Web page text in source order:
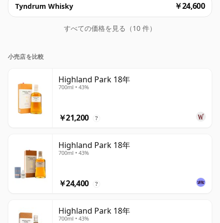
Tyndrum Whisky ￥24,600
すべての価格を見る（10 件）
小売店を比較
Highland Park 18年
700ml • 43%
￥21,200 ?
Highland Park 18年
700ml • 43%
￥24,400 ?
Highland Park 18年
700ml • 43%